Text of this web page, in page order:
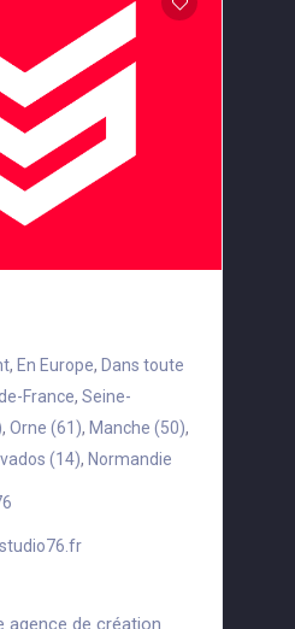
, En Europe, Dans toute
de-France, Seine-
, Orne (61), Manche (50),
(14), Normandie
agence de création